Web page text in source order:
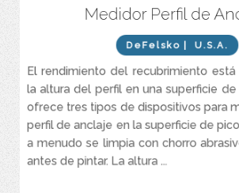
Medidor Perfil de
DeFelsko | U.S.A.
El rendimiento del recubrimiento
la altura del perfil en una superficie de
ofrece tres tipos de dispositivos para
perfil de anclaje en la superficie de
a menudo se limpia con chorro
antes de pintar. La altura ...
PosiTector SPG – Medidor de perfil de
concreto. Utiliza un micrómetro de
y registrar las medidas de perfil entre pico y
para la
PosiTector RTR H – Medidor de perfil de
electrónico. Los micrómetros de resorte
registran los parámetros del perfil de la
cinta de réplica Testex Press-O-Film™,
medición de altura de pico